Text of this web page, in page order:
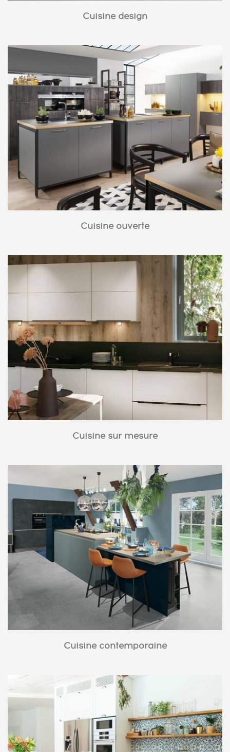
Cuisine design
Cuisine ouverte
Cuisine sur mesure
Cuisine contemporaine